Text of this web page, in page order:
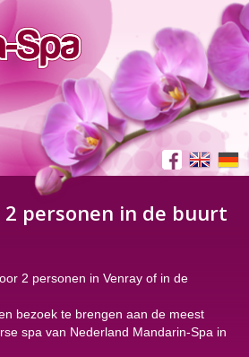
2 personen in de buurt
2 personen in Venray of in de
bezoek te brengen aan de meest
spa van Nederland Mandarin-Spa in